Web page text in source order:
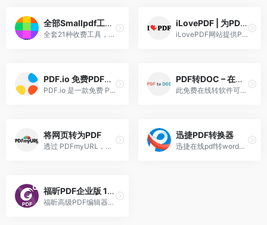
全部Smallpdf工具，在线转换、压缩、编辑PDF文档
全套21种收费工具，帮您在线转换、压缩、编辑、签署PDF文档
iLovePDF | 为PDF爱好者提供的PDF文件在线处理工具
iLovePDF网站提供PDF文件在线转换服务。它完全免费，而且使用方便。无论是合并PDF文件、拆分PDF文件、压缩PDF文件、Office文件转换为PDF文件，还是PDF转换为JPG图片等，iLovePDF都能满足您的需求！
PDF.io 免费PDF工具集
PDF.io 是一款免费 PDF 工具集，提供包括PDF 转档(支持从 Word、Excel 及 PPT 将文件转为 PDF)、PDF 合并/分割、PDF 压缩、PDF 加密/解密、PDF旋转以及PDF 与 JPG 图片互转等功能。 PDF.io 适用于中文，不会出现乱码或者无法显示的问题，这个工具完全免费，优点在于不用额外下载、安装软件，所有动作都能在浏览器上轻松完成。
PDF转DOC – 在线转换PDF文档至Word格式
此免费在线转软件可将PDF文档保存至Microsoft Word DOC格式的可编辑文档，与其它许多转换软件相比，可提供更优质的质量
将网页转为PDF
透过 PDFmyURL，只需输入网址，它就能快速的将网页无失真的转换保存为PDF格式，而此种格式打印出来的效果是非常棒的。
迅捷PDF转换器
迅捷在线pdf转word转换器免费版为您提供将PDF转换成WORD,word转换成pdf,ppt转换成pdf的免费在线转换服务；是一款完全免费的在线转换工具，在线免费完成PDF与word的转换体验，绿色小巧、无需安装！
福昕PDF企业版 10.1.4 绿色精简版
福昕高级PDF编辑器与Adobe Acrobat类似，是一款处理PDF文档的工具，PDF创建、修改、转换以及安全。它可以直接对PDF文档进行编辑、修改，而无需事先将PDF文档转化为Word等格式文件...